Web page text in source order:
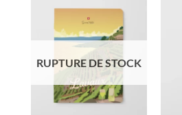
RUPTURE DE STOCK